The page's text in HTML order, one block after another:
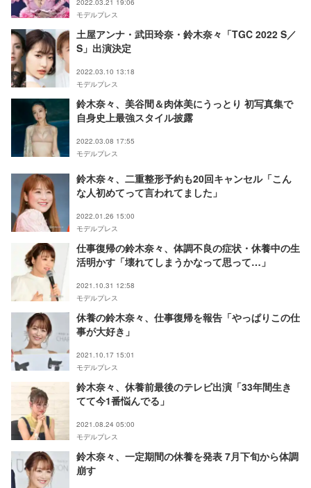
2022.03.21 19:06
モデルプレス
土屋アンナ・武田玲奈・鈴木奈々「TGC 2022 S／
S」出演決定
2022.03.10 13:18
モデルプレス
鈴木奈々、美谷間＆肉体美にうっとり 初写真集で
自身史上最強スタイル披露
2022.03.08 17:55
モデルプレス
鈴木奈々、二重整形予約も20回キャンセル「こん
な人初めてって言われてました」
2022.01.26 15:00
モデルプレス
仕事復帰の鈴木奈々、体調不良の症状・休養中の生
活明かす「壊れてしまうかなって思って…」
2021.10.31 12:58
モデルプレス
休養の鈴木奈々、仕事復帰を報告「やっぱりこの仕
事が大好き」
2021.10.17 15:01
モデルプレス
鈴木奈々、休養前最後のテレビ出演「33年間生き
てて今1番悩んでる」
2021.08.24 05:00
モデルプレス
鈴木奈々、一定期間の休養を発表 7月下旬から体調
崩す